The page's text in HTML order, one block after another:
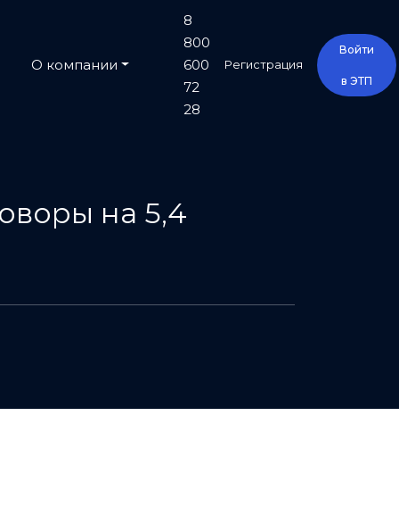
О компании
8
800
600
72
28
Регистрация
Войти
в ЭТП
на 5,4